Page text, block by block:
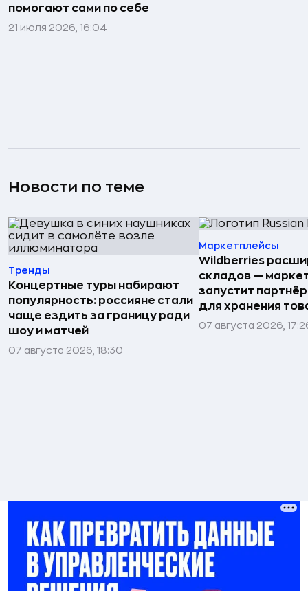
помогают сами по себе
21 июля 2026, 16:04
Новости по теме
Тренды
Концертные туры набирают
популярность: россияне стали
чаще ездить за границу ради
шоу и матчей
07 августа 2026, 18:30
Маркетплейсы
Wildberries
складов —
запустит
для хранения
07 августа 2026,